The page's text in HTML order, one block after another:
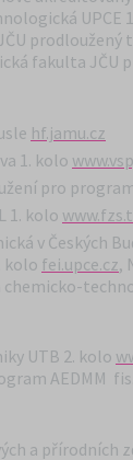
UPCE
prodloužený
fakulta JČU
hf.jamu.cz
1. kolo
pro
1. kolo
v Českých
kolo fei.upce.cz,
chemicko-
UTB 2. kolo
AEDMM
a přírodních